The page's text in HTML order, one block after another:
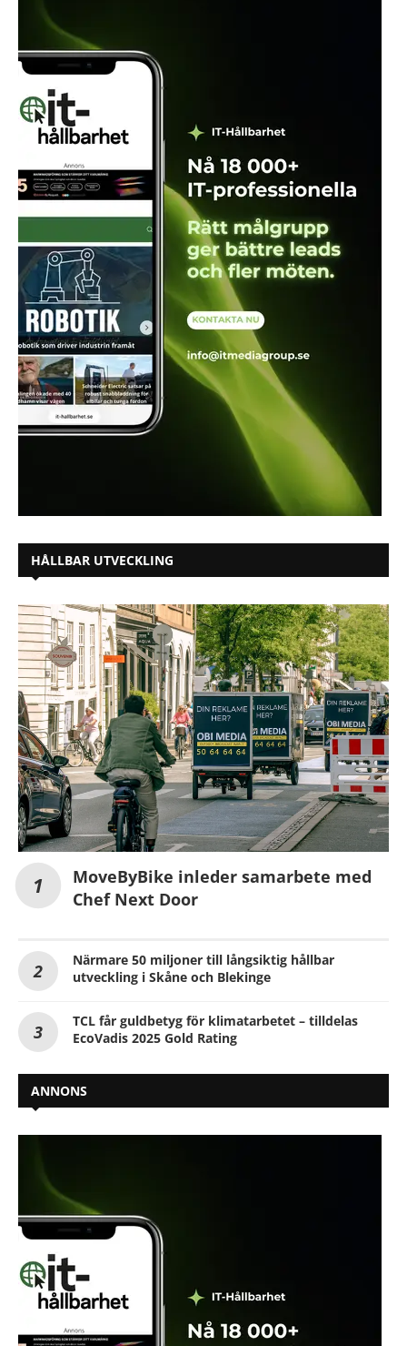
HÅLLBAR UTVECKLING
MoveByBike inleder samarbete med
Chef Next Door
Närmare 50 miljoner till långsiktig hållbar
utveckling i Skåne och Blekinge
TCL får guldbetyg för klimatarbetet – tilldelas
EcoVadis 2025 Gold Rating
ANNONS